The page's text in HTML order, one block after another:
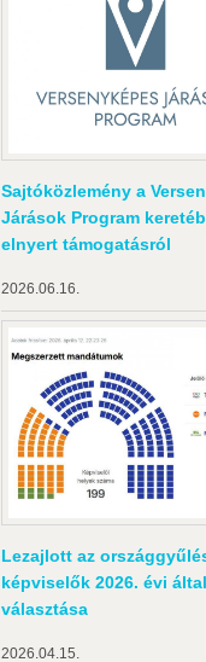
Sajtóközlemény a
Járások Program
elnyert támogatásról
2026.06.16.
Lezajlott az
képviselők 2026. évi
választása
2026.04.15.